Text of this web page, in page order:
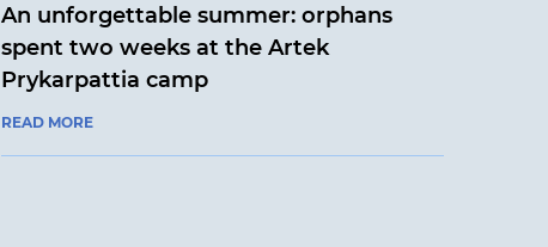
An unforgettable summer: orphans
spent two weeks at the Artek
Prykarpattia camp
READ MORE